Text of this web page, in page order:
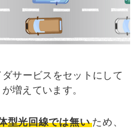
サービスをセットにして
が増えています。
型光回線では無い ため、